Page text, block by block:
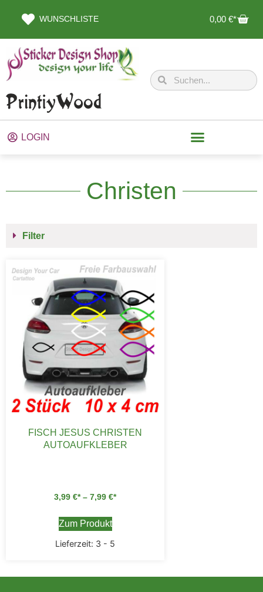
WUNSCHLISTE 0,00 €
LOGIN
Christen
Filter
FISCH JESUS CHRISTEN
AUTOAUFKLEBER
3,99 € – 7,99 €
Zum Produkt
Lieferzeit: 3 - 5